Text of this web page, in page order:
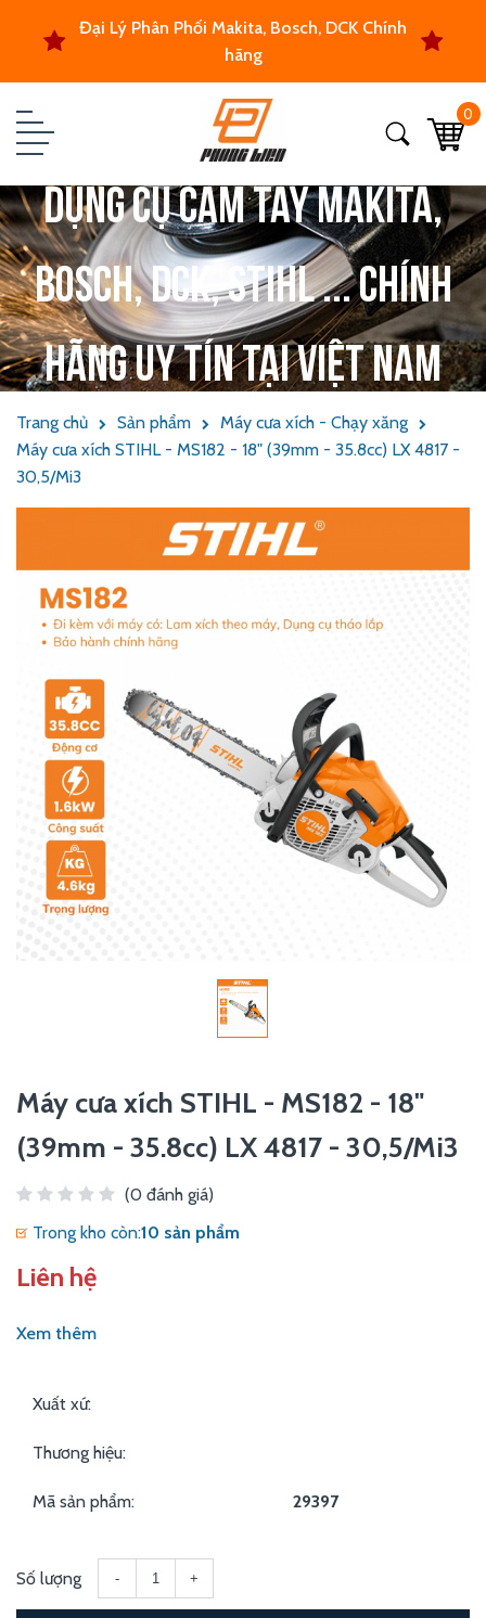
Đại Lý Phân Phối Makita, Bosch, DCK Chính
hãng
0
Dụng cụ cầm tay Makita,
Bosch, DCK, Stihl ... chính
hãng uy tín tại Việt Nam
Trang chủ Sản phẩm
Máy cưa xích - Chạy xăng
Máy cưa xích STIHL - MS182 - 18" (39mm - 35.8cc) LX 4817 -
30,5/Mi3
Máy cưa xích STIHL - MS182 - 18"
(39mm - 35.8cc) LX 4817 - 30,5/Mi3
(0 đánh giá)
Trong kho còn:10 sản phẩm
Liên hệ
Xem thêm
Xuất xứ:
Thương hiệu:
Mã sản phẩm: 29397
Số lượng - +